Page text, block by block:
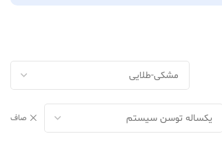
صاف